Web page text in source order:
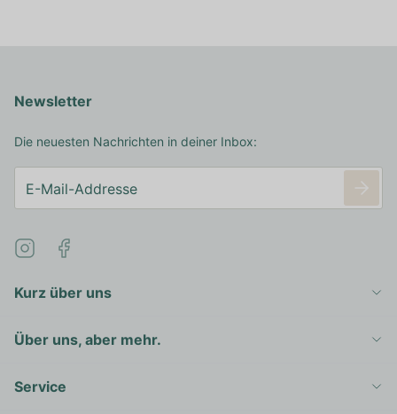
Kurz über uns
Über uns, aber mehr.
Service
Newsletter
Die neuesten Nachrichten in deiner Inbox: